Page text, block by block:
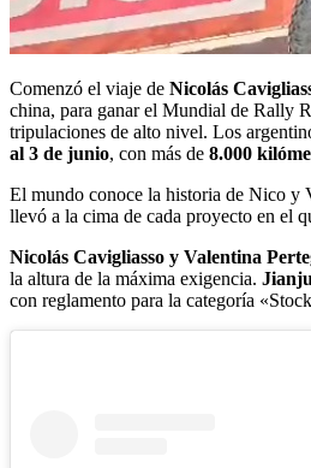
Comenzó el viaje de Nicolás
china, para ganar el Mundial de Rally
tripulaciones de alto nivel. Los
al 3 de junio, con más de 8.000
El mundo conoce la historia de Nico y
llevó a la cima de cada proyecto en el
Nicolás Cavigliasso y Valentina
la altura de la máxima exigencia.
con reglamento para la categoría